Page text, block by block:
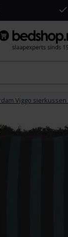
Viggo